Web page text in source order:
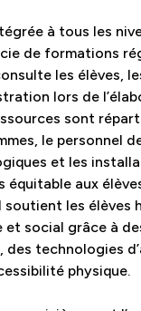
à tous les
de formations
les élèves,
lors de
sont
le personnel
et les
équitable aux
soutient les élèves
et social grâce à
des technologies
physique.